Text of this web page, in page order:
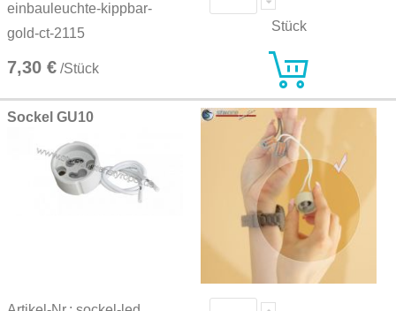
einbauleuchte-kippbar-
gold-ct-2115
7,30 € /Stück
Stück
Sockel GU10